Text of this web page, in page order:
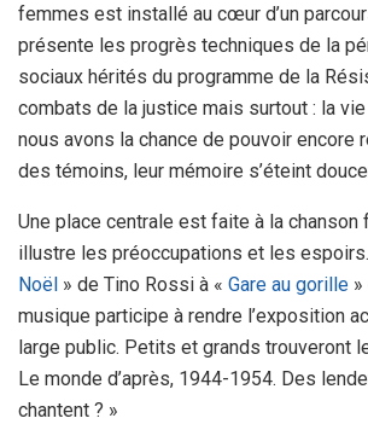
femmes est installé au cœur d’un
présente les progrès techniques de la
sociaux hérités du programme de la
combats de la justice mais surtout : la
nous avons la chance de pouvoir encore
des témoins, leur mémoire s’éteint
Une place centrale est faite à la chanson
illustre les préoccupations et les
Noël » de Tino Rossi à « Gare au gorille
musique participe à rendre l’exposition
large public. Petits et grands trouveront
Le monde d’après, 1944-1954. Des
chantent ? »